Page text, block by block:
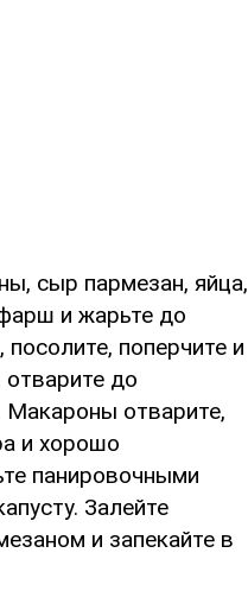
сыр пармезан, яйца,
и жарьте до
поперчите и
отварите до
Макароны отварите,
и хорошо
панировочными
Залейте
и запекайте в